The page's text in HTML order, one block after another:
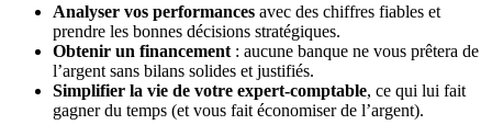
Analyser vos performances avec des chiffres fiables et
prendre les bonnes décisions stratégiques.
Obtenir un financement : aucune banque ne vous prêtera de
l’argent sans bilans solides et justifiés.
Simplifier la vie de votre expert-comptable, ce qui lui fait
gagner du temps (et vous fait économiser de l’argent).